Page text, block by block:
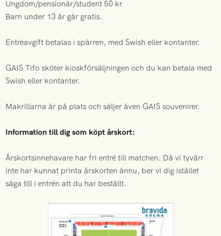
Ungdom/pensionär/student 50 kr
Barn under 13 år går gratis.
Entréavgift betalas i spärren, med Swish eller kontanter.
GAIS Tifo sköter kioskförsäljningen och du kan betala med
Swish eller kontanter.
Makrillarna är på plats och säljer även GAIS souvenirer.
Information till dig som köpt årskort:
Årskortsinnehavare har fri entré till matchen. Då vi tyvärr
inte har kunnat printa årskorten ännu, ber vi dig istället
säga till i entrén att du har beställt.